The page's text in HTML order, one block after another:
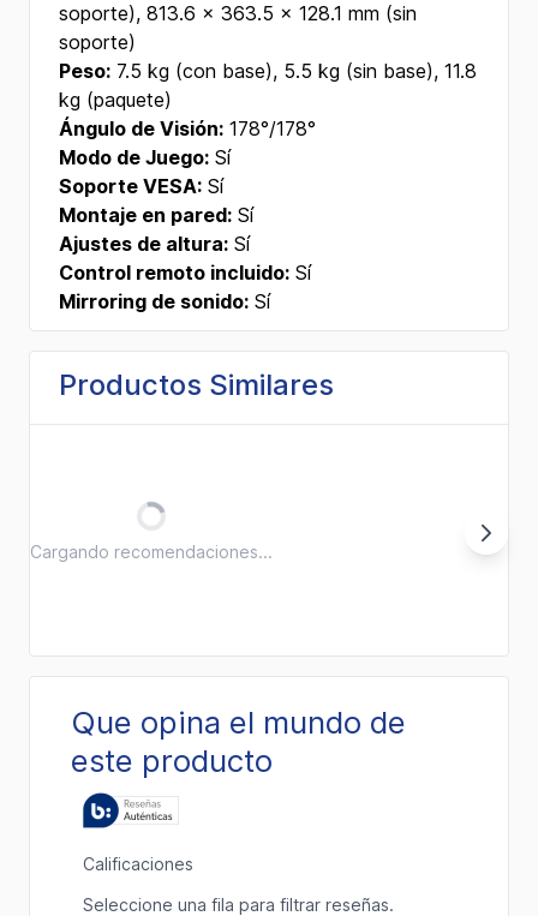
soporte), 813.6 x 363.5 x 128.1 mm (sin
soporte)
Peso: 7.5 kg (con base), 5.5 kg (sin base), 11.8
kg (paquete)
Ángulo de Visión: 178°/178°
Modo de Juego: Sí
Soporte VESA: Sí
Montaje en pared: Sí
Ajustes de altura: Sí
Control remoto incluido: Sí
Mirroring de sonido: Sí
Productos Similares
Cargando recomendaciones...